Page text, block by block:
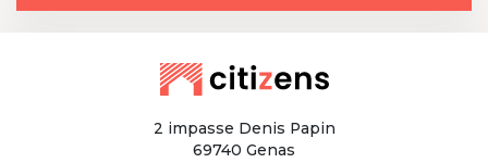
2 impasse Denis Papin
69740 Genas